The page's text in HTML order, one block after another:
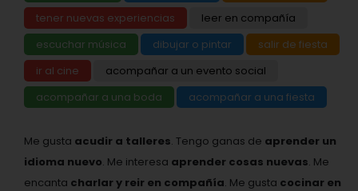
tener nuevas experiencias
leer en compañía
escuchar música
dibujar o pintar
salir de fiesta
ir al cine
acompañar a un evento social
acompañar a una boda
acompañar a una fiesta
Me gusta acudir a talleres. Tengo ganas de aprender un
idioma nuevo. Me interesa aprender cosas nuevas. Me
encanta charlar y reir en compañía. Me gusta cocinar en